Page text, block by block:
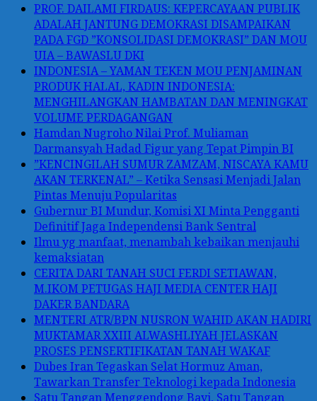
PROF. DAILAMI FIRDAUS: KEPERCAYAAN PUBLIK
ADALAH JANTUNG DEMOKRASI DISAMPAIKAN
PADA FGD ”KONSOLIDASI DEMOKRASI” DAN MOU
UIA – BAWASLU DKI
INDONESIA – YAMAN TEKEN MOU PENJAMINAN
PRODUK HALAL, KADIN INDONESIA:
MENGHILANGKAN HAMBATAN DAN MENINGKAT
VOLUME PERDAGANGAN
Hamdan Nugroho Nilai Prof. Muliaman
Darmansyah Hadad Figur yang Tepat Pimpin BI
”KENCINGILAH SUMUR ZAMZAM, NISCAYA KAMU
AKAN TERKENAL” – Ketika Sensasi Menjadi Jalan
Pintas Menuju Popularitas
Gubernur BI Mundur, Komisi XI Minta Pengganti
Definitif Jaga Independensi Bank Sentral
Ilmu yg manfaat, menambah kebaikan menjauhi
kemaksiatan
CERITA DARI TANAH SUCI FERDI SETIAWAN,
M.IKOM PETUGAS HAJI MEDIA CENTER HAJI
DAKER BANDARA
MENTERI ATR/BPN NUSRON WAHID AKAN HADIRI
MUKTAMAR XXIII ALWASHLIYAH JELASKAN
PROSES PENSERTIFIKATAN TANAH WAKAF
Dubes Iran Tegaskan Selat Hormuz Aman,
Tawarkan Transfer Teknologi kepada Indonesia
Satu Tangan Menggendong Bayi, Satu Tangan